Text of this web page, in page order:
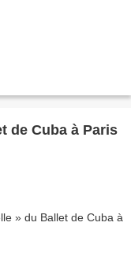
de Cuba à Paris